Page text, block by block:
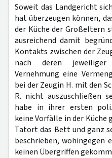
Soweit das Landgericht
hat überzeugen können,
der Küche der Großeltern
ausreichend damit
Kontakts zwischen der
nach deren
Vernehmung eine
bei der Zeugin H. mit den
R. nicht auszuschließen
habe in ihrer ersten
keine Vorfälle in der Küche
Tatort das Bett und ganz
beschrieben, wohingegen
keinen Übergriffen